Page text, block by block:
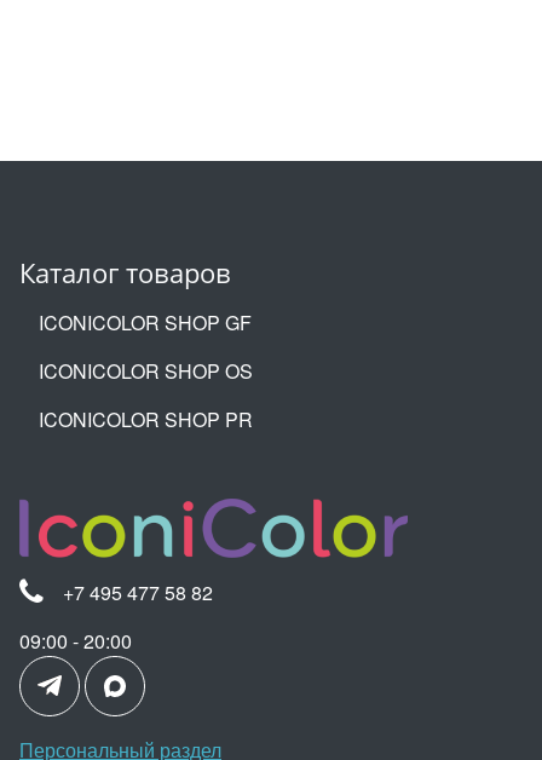
Каталог товаров
ICONICOLOR SHOP GF
ICONICOLOR SHOP OS
ICONICOLOR SHOP PR
+7 495 477 58 82
09:00 - 20:00
Персональный раздел